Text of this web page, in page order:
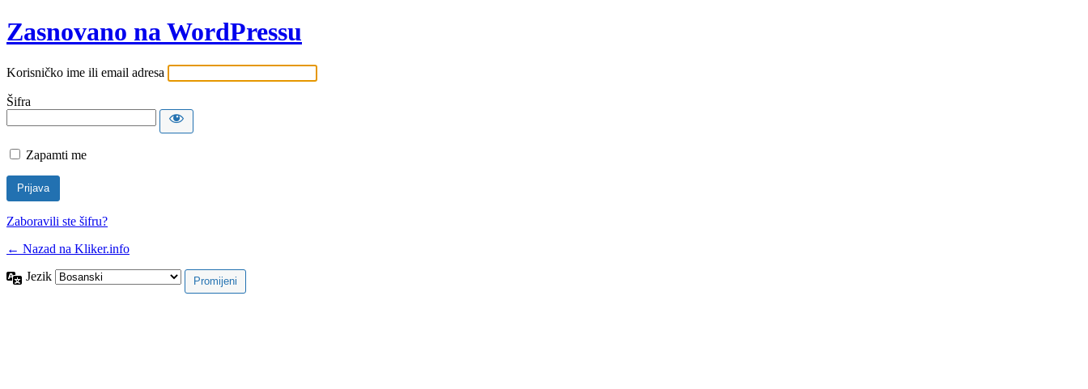
Zasnovano na WordPressu
Korisničko ime ili email adresa
Šifra
Zapamti me
Zaboravili ste šifru?
← Nazad na Kliker.info
Jezik